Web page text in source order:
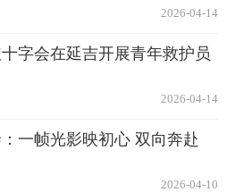
2026-04-14
字会在延吉开展青年救护员
2026-04-14
一帧光影映初心 双向奔赴
2026-04-10